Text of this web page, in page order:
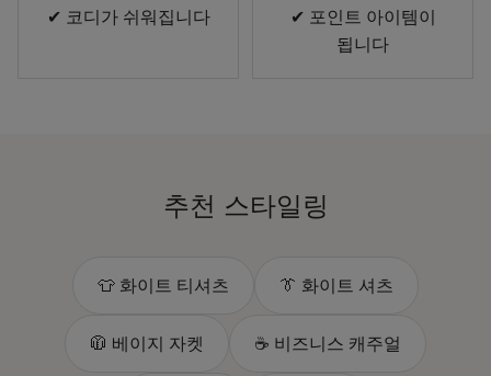
✔ 코디가 쉬워집니다
✔ 포인트 아이템이
됩니다
추천 스타일링
👕 화이트 티셔츠 👔 화이트 셔츠
🧥 베이지 자켓 ☕ 비즈니스 캐주얼